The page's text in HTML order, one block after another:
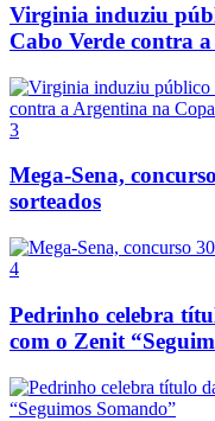
Virginia induziu
Cabo Verde contra
3
Mega-Sena,
sorteados
4
Pedrinho celebra
com o Zenit